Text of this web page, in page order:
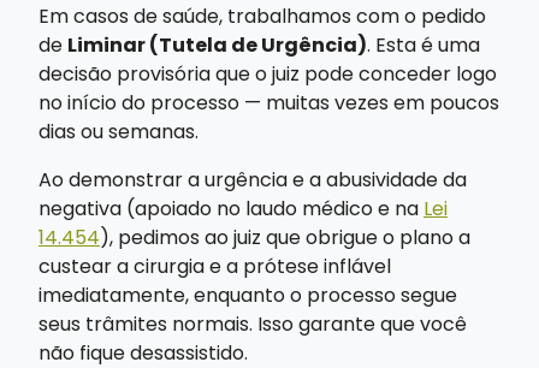
Em casos de saúde, trabalhamos com o pedido
de Liminar (Tutela de Urgência). Esta é uma
decisão provisória que o juiz pode conceder logo
no início do processo — muitas vezes em poucos
dias ou semanas.
Ao demonstrar a urgência e a abusividade da
negativa (apoiado no laudo médico e na Lei
14.454), pedimos ao juiz que obrigue o plano a
custear a cirurgia e a prótese inflável
imediatamente, enquanto o processo segue
seus trâmites normais. Isso garante que você
não fique desassistido.